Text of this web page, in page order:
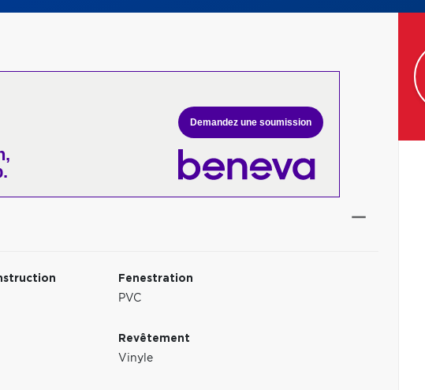
Demandez une soumission
Fenestration
PVC
Revêtement
Vinyle